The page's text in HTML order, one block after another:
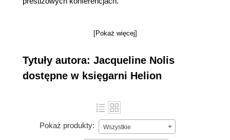
[Pokaż więcej]
Tytuły autora: Jacqueline Nolis
dostępne w księgarni Helion
Pokaż produkty: Wszystkie